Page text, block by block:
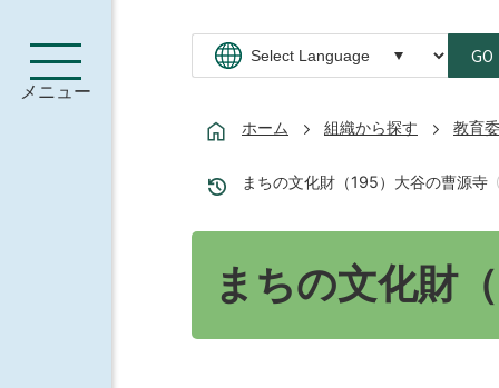
メニュー
GO
ホーム 組織から探す 教育
まちの文化財（195）大谷の曹源寺
まちの文化財